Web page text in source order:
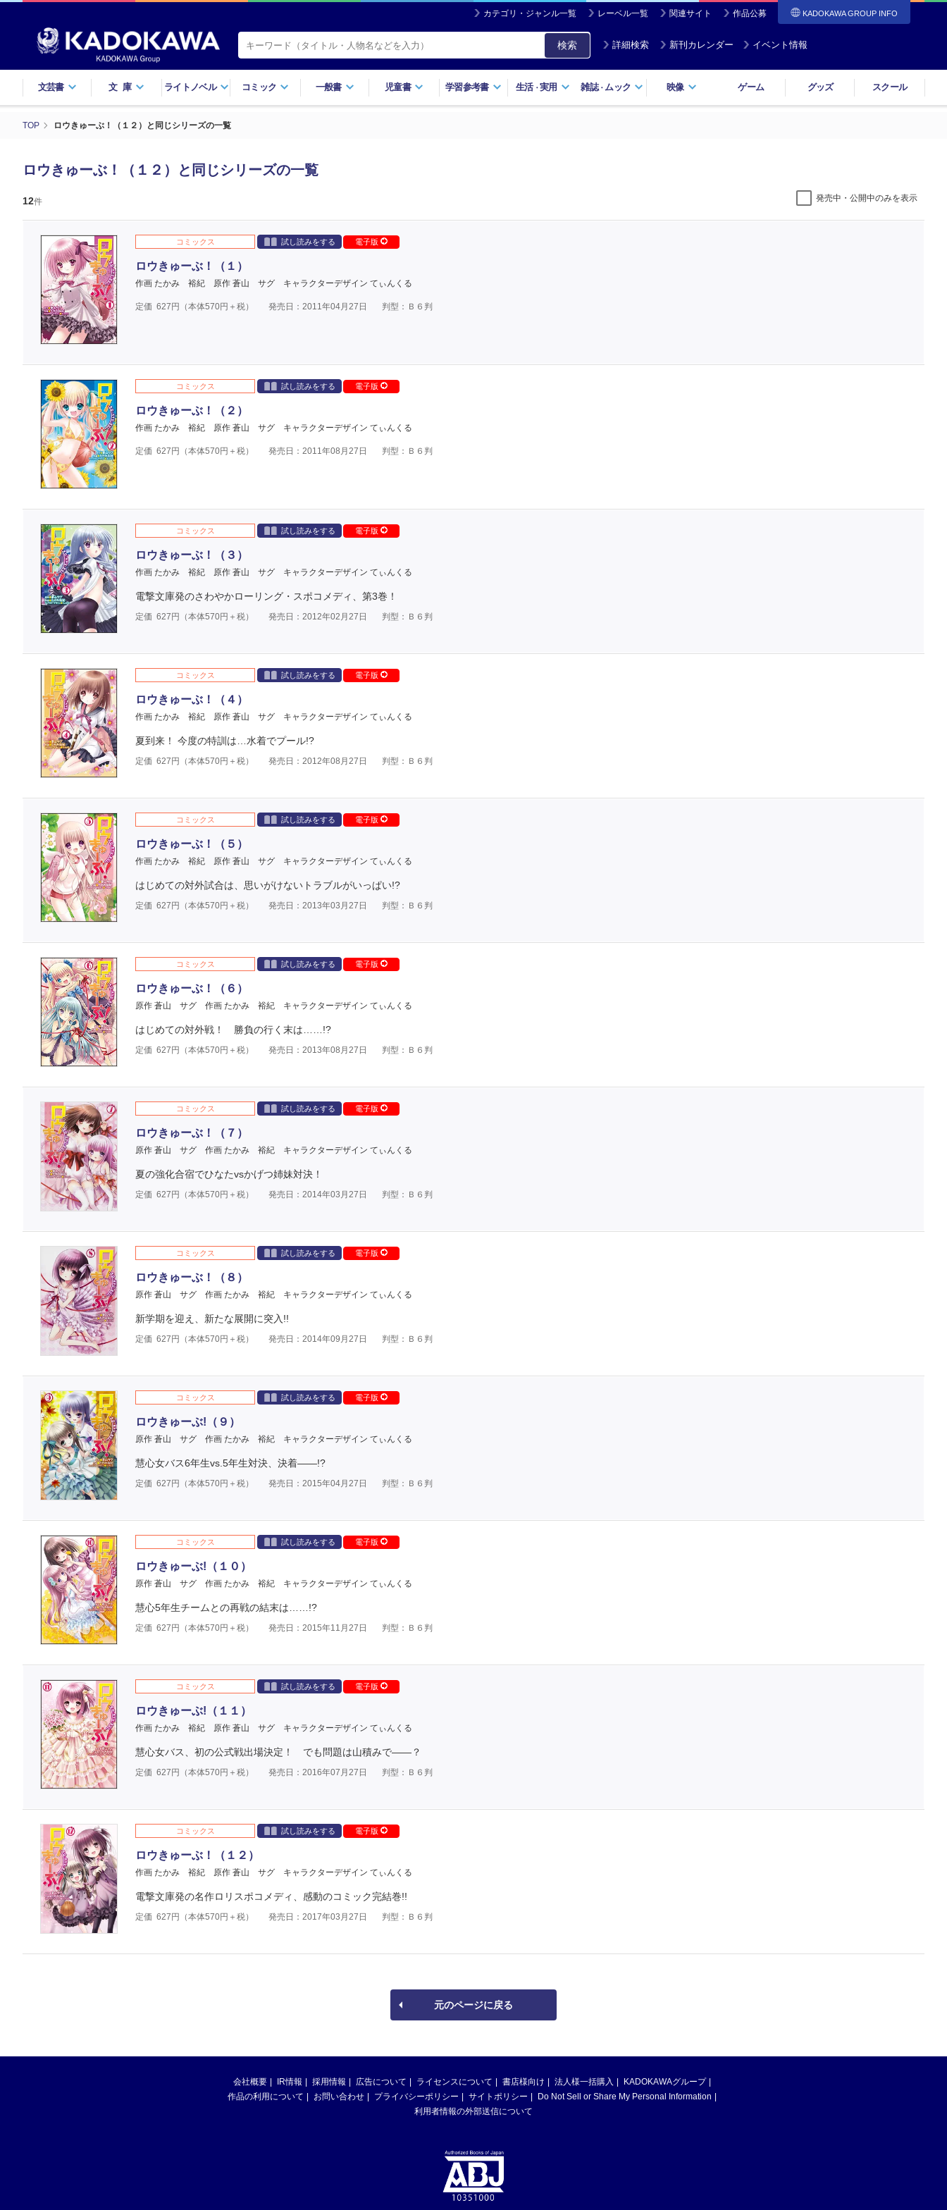
カテゴリ・ジャンル一覧 レーベル一覧 関連サイト 作品公募 KADOKAWA GROUP INFO
検索 詳細検索 新刊カレンダー イベント情報
文芸書 文庫 ライトノベル コミック 一般書 児童書 学習参考書 生活・実用 雑誌・ ムック 映像 ゲーム グッズ スクール
TOP ロウきゅーぶ！（１２）と同じシリーズの一覧
ロウきゅーぶ！（１２）と同じシリーズの一覧
12件 発売中・公開中のみを表示
コミックス 試し読みをする 電子版
ロウきゅーぶ！（１）
作画 たかみ 裕紀 原作 蒼山 サグ キャラクターデザイン てぃんくる
定価 627円（本体570円＋税） 発売日：2011年04月27日 判型：Ｂ６判
コミックス 試し読みをする 電子版
ロウきゅーぶ！（２）
作画 たかみ 裕紀 原作 蒼山 サグ キャラクターデザイン てぃんくる
定価 627円（本体570円＋税） 発売日：2011年08月27日 判型：Ｂ６判
コミックス 試し読みをする 電子版
ロウきゅーぶ！（３）
作画 たかみ 裕紀 原作 蒼山 サグ キャラクターデザイン てぃんくる
電撃文庫発のさわやかローリング・スポコメディ、第3巻！
定価 627 円（本体570円＋税） 発売日：2012年02月27日 判型：Ｂ６判
コミックス 試し読みをする 電子版
ロウきゅーぶ！（４）
作画 たかみ 裕紀 原作 蒼山 サグ キャラクターデザイン てぃんくる
夏到来！ 今度の特訓は…水着でプール!?
定価 627 円（本体570円＋税） 発売日：2012年08月27日 判型：Ｂ６判
コミックス 試し読みをする 電子版
ロウきゅーぶ！（５）
作画 たかみ 裕紀 原作 蒼山 サグ キャラクターデザイン てぃんくる
はじめての対外試合は、思いがけないトラブルがいっぱい!?
定価 627 円（本体570円＋税） 発売日：2013年03月27日 判型：Ｂ６判
コミックス 試し読みをする 電子版
ロウきゅーぶ！（６）
原作 蒼山 サグ 作画 たかみ 裕紀 キャラクターデザイン てぃんくる
はじめての対外戦！ 勝負の行く末は……!?
定価 627 円（本体570円＋税） 発売日：2013年08月27日 判型：Ｂ６判
コミックス 試し読みをする 電子版
ロウきゅーぶ！（７）
原作 蒼山 サグ 作画 たかみ 裕紀 キャラクターデザイン てぃんくる
夏の強化合宿でひなたvsかげつ姉妹対決！
定価 627 円（本体570円＋税） 発売日：2014年03月27日 判型：Ｂ６判
コミックス 試し読みをする 電子版
ロウきゅーぶ！（８）
原作 蒼山 サグ 作画 たかみ 裕紀 キャラクターデザイン てぃんくる
新学期を迎え、新たな展開に突入!!
定価 627 円（本体570円＋税） 発売日：2014年09月27日 判型：Ｂ６判
コミックス 試し読みをする 電子版
ロウきゅーぶ!（９）
原作 蒼山 サグ 作画 たかみ 裕紀 キャラクターデザイン てぃんくる
慧心女バス6年生vs.5年生対決、決着――!?
定価 627 円（本体570円＋税） 発売日：2015年04月27日 判型：Ｂ６判
コミックス 試し読みをする 電子版
ロウきゅーぶ!（１０）
原作 蒼山 サグ 作画 たかみ 裕紀 キャラクターデザイン てぃんくる
慧心5年生チームとの再戦の結末は……!?
定価 627 円（本体570円＋税） 発売日：2015年11月27日 判型：Ｂ６判
コミックス 試し読みをする 電子版
ロウきゅーぶ!（１１）
作画 たかみ 裕紀 原作 蒼山 サグ キャラクターデザイン てぃんくる
慧心女バス、初の公式戦出場決定！ でも問題は山積みで――？
定価 627 円（本体570円＋税） 発売日：2016年07月27日 判型：Ｂ６判
コミックス 試し読みをする 電子版
ロウきゅーぶ！（１２）
作画 たかみ 裕紀 原作 蒼山 サグ キャラクターデザイン てぃんくる
電撃文庫発の名作ロリスポコメディ、感動のコミック完結巻!!
定価 627 円（本体570円＋税） 発売日：2017年03月27日 判型：Ｂ６判
元のページに戻る
会社概要 IR情報 採用情報 広告について ライセンスについて 書店様向け 法人様一括購入
KADOKAWAグループ
作品の利用について
お問い合わせ プライバシーポリシー サイトポリシー
Do Not Sell or Share My Personal Information
利用者情報の外部送信について